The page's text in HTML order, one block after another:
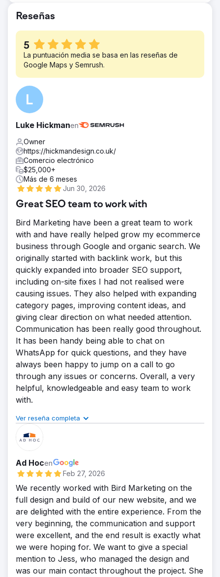
cliente aumentó en un asombroso 90% en
un año. La estrategia de contenido
renovada generó un aumento del 65% en
la participación de los usuarios y la
clasificación de las palabras clave para
términos de alta competencia mejoró
significativamente, solidificando su
presencia en la industria.
Reseñas
5
La puntuación media se basa en las reseñas de
Google Maps y Semrush.
Luke Hickmanen
Owner
https://hickmandesign.co.uk/
Comercio electrónico
$25,000+
Más de 6 meses
Jun 30, 2026
Great SEO team to work with
Bird Marketing have been a great team to work
with and have really helped grow my ecommerce
business through Google and organic search. We
originally started with backlink work, but this
quickly expanded into broader SEO support,
including on-site fixes I had not realised were
causing issues. They also helped with expanding
category pages, improving content ideas, and
giving clear direction on what needed attention.
Communication has been really good throughout.
It has been handy being able to chat on
WhatsApp for quick questions, and they have
always been happy to jump on a call to go
through any issues or concerns. Overall, a very
helpful, knowledgeable and easy team to work
with.
Calidad de los resultados
Descripción del proyecto por parte de la
agencia
Reto
The client approached us to help with online
visibility. They were mainly interested in backlinks
but as the campaign evolved we noticed could add
lots of value to offer a comprehensive plan
covering onsite elements such as technical
optimisations and content.
Solución
Ver reseña completa
Ad Hocen
Feb 27, 2026
We recently worked with Bird Marketing on the
full design and build of our new website, and we
are delighted with the entire experience. From the
very beginning, the communication and support
were excellent, and the end result is exactly what
we were hoping for. We want to give a special
mention to Jess, who managed the design and
was our main contact throughout the project. She